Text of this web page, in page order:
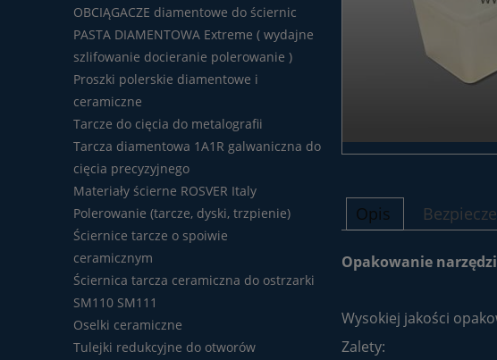
OBCIĄGACZE diamentowe do ściernic
PASTA DIAMENTOWA Extreme ( wydajne
szlifowanie docieranie polerowanie )
Proszki polerskie diamentowe i
ceramiczne
Tarcze do cięcia do metalografii
Tarcza diamentowa 1A1R galwaniczna do
cięcia precyzyjnego
Materiały ścierne ROSVER Italy
Polerowanie (tarcze, dyski, trzpienie)
Ściernice tarcze o spoiwie
ceramicznym
Ściernica tarcza ceramiczna do ostrzarki
SM110 SM111
Oselki ceramiczne
Tulejki redukcyjne do otworów
Opis
Opakowanie
Wysokiej jakości
Zalety: